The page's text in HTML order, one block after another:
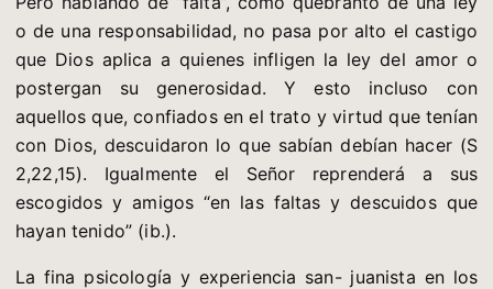
o de una responsabilidad, no pasa por alto el castigo
que Dios aplica a quienes infligen la ley del amor o
postergan su generosidad. Y esto incluso con
aquellos que, confiados en el trato y virtud que tenían
con Dios, descuidaron lo que sabían debían hacer (S
2,22,15). Igualmente el Señor reprenderá a sus
escogidos y amigos “en las faltas y descuidos que
hayan tenido” (ib.).
La fina psicología y experiencia san- juanista en los